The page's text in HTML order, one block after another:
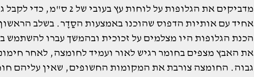
מדביקים את הגלופות על לוחות עץ בעובי של 2 ס"מ,
אחיד עם אותיות הדפוס שהוכנו באמצעות הסַדָר. בשלב
הכנת הגלופות היו מצלמים על זכוכית ובהמשך עברו להשתמש
את האבץ מצפים בחומר רגיש לאור ועמיד לחומצה, לאחר
גבוה. החומצה צורבת את המקומות החשופים, שאין עליהם